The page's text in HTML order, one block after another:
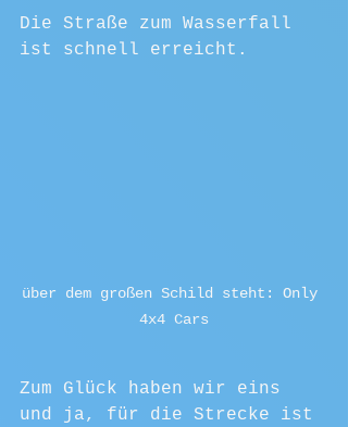
Die Straße zum Wasserfall
ist schnell erreicht.
über dem großen Schild steht: Only
4x4 Cars
Zum Glück haben wir eins
und ja, für die Strecke ist